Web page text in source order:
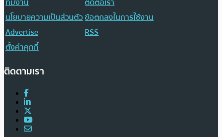
นโยบายความเป็นส่วนตัวข้อตกลงในการใช้งาน
Advertise
RSS
ตั้งค่าคุกกี้
ติดตามเรา